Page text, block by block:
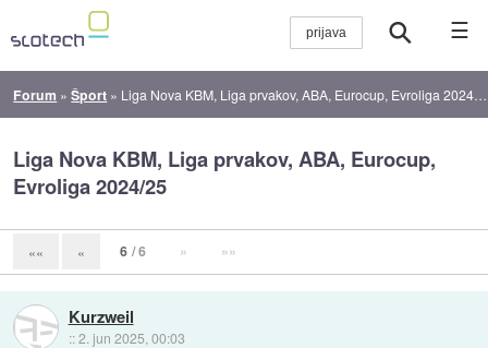
☰
Forum »Šport » Liga Nova KBM, Liga prvakov, ABA, Eurocup, Evroliga 2024/25
Liga Nova KBM, Liga prvakov, ABA, Eurocup,
Evroliga 2024/25
«« « 6 / 6 » »»
Kurzweil
::2. jun 2025, 00:03